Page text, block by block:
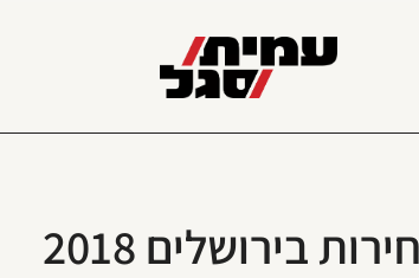
בירושלים 2018